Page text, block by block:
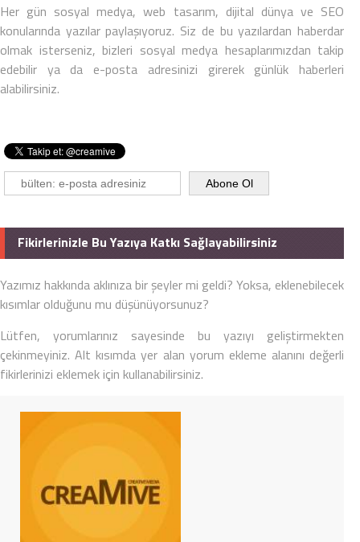
Her gün sosyal medya, web tasarım, dijital dünya ve SEO
konularında yazılar paylaşıyoruz. Siz de bu yazılardan haberdar
olmak isterseniz, bizleri sosyal medya hesaplarımızdan takip
edebilir ya da e-posta adresinizi girerek günlük haberleri
alabilirsiniz.
Fikirlerinizle Bu Yazıya Katkı Sağlayabilirsiniz
Yazımız hakkında aklınıza bir şeyler mi geldi? Yoksa, eklenebilecek
kısımlar olduğunu mu düşünüyorsunuz?
Lütfen, yorumlarınız sayesinde bu yazıyı geliştirmekten
çekinmeyiniz. Alt kısımda yer alan yorum ekleme alanını değerli
fikirlerinizi eklemek için kullanabilirsiniz.